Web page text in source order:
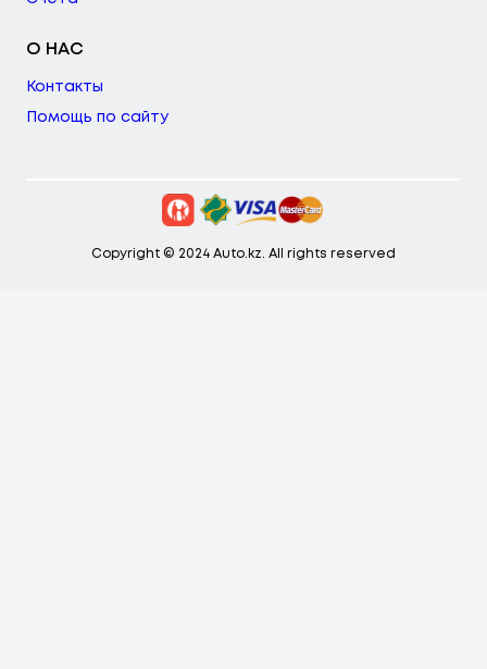
О НАС
Контакты
Помощь по сайту
Copyright © 2024 Auto.kz. All rights reserved